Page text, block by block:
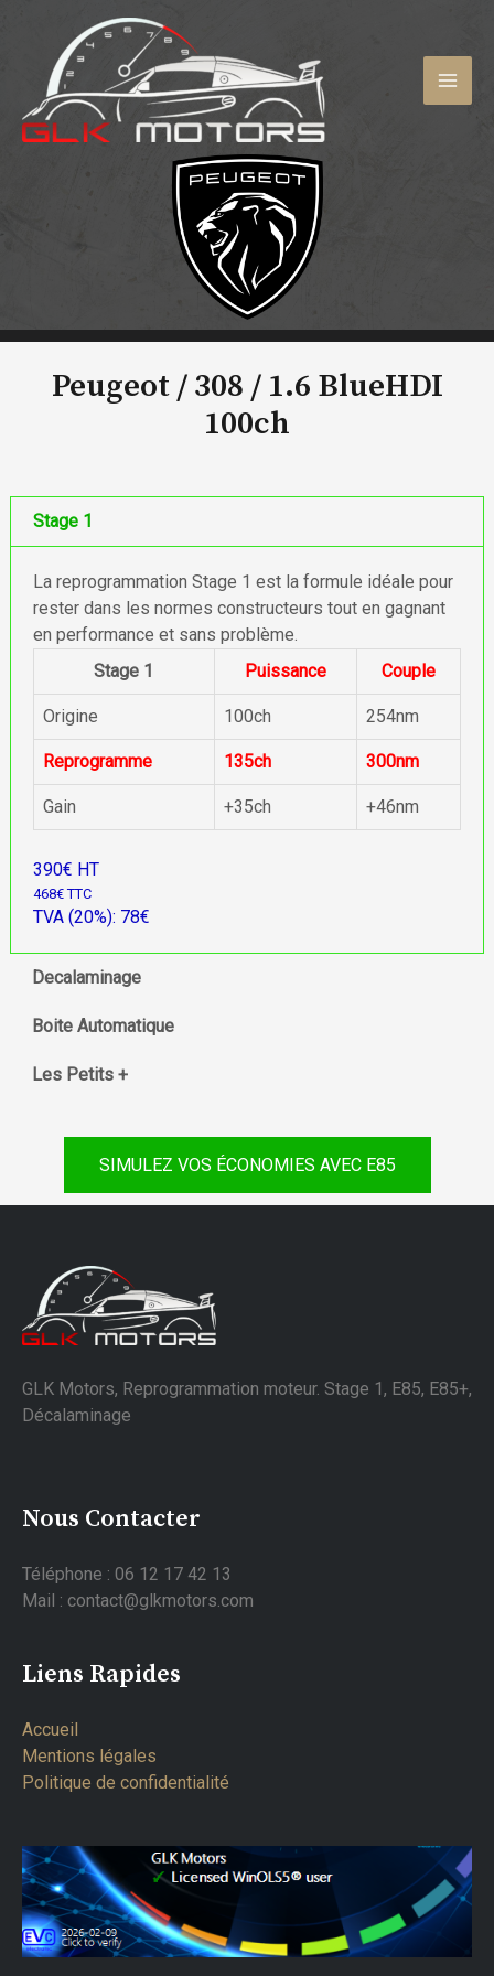
contenu
Peugeot / 308 / 1.6 BlueHDI
100ch
Stage 1
La reprogrammation Stage 1 est la formule idéale pour
rester dans les normes constructeurs tout en gagnant
en performance et sans problème.
Stage 1
Puissance Couple
Origine 100ch 254nm
Reprogramme 135ch 300nm
Gain +35ch +46nm
390€ HT
468€ TTC
TVA (20%): 78€
Decalaminage
Boite Automatique
Les Petits +
SIMULEZ VOS ÉCONOMIES AVEC E85
GLK Motors, Reprogrammation moteur. Stage 1, E85, E85+,
Décalaminage
Nous Contacter
Téléphone : 06 12 17 42 13
Mail : contact@glkmotors.com
Liens Rapides
Accueil
Mentions légales
Politique de confidentialité